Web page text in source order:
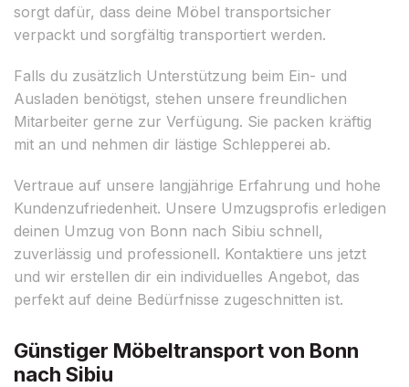
sorgt dafür, dass deine Möbel transportsicher
verpackt und sorgfältig transportiert werden.
Falls du zusätzlich Unterstützung beim Ein- und
Ausladen benötigst, stehen unsere freundlichen
Mitarbeiter gerne zur Verfügung. Sie packen kräftig
mit an und nehmen dir lästige Schlepperei ab.
Vertraue auf unsere langjährige Erfahrung und hohe
Kundenzufriedenheit. Unsere Umzugsprofis erledigen
deinen Umzug von Bonn nach Sibiu schnell,
zuverlässig und professionell. Kontaktiere uns jetzt
und wir erstellen dir ein individuelles Angebot, das
perfekt auf deine Bedürfnisse zugeschnitten ist.
Günstiger Möbeltransport von Bonn
nach Sibiu